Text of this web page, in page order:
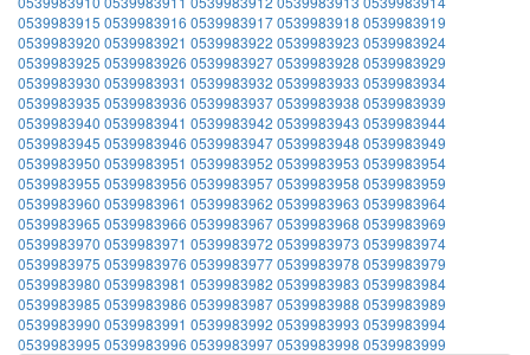
0539983915 0539983916 05399839170539983918 0539983919
0539983920 0539983921 0539983922 0539983923 0539983924
0539983925 0539983926 05399839270539983928 0539983929
0539983930 0539983931 0539983932 0539983933 0539983934
0539983935 0539983936 05399839370539983938 0539983939
0539983940 0539983941 0539983942 0539983943 0539983944
0539983945 0539983946 05399839470539983948 0539983949
0539983950 0539983951 0539983952 0539983953 0539983954
0539983955 0539983956 05399839570539983958 0539983959
0539983960 0539983961 0539983962 0539983963 0539983964
0539983965 0539983966 05399839670539983968 0539983969
0539983970 0539983971 0539983972 0539983973 0539983974
0539983975 0539983976 05399839770539983978 0539983979
0539983980 0539983981 0539983982 0539983983 0539983984
0539983985 0539983986 05399839870539983988 0539983989
0539983990 0539983991 0539983992 0539983993 0539983994
0539983995 0539983996 05399839970539983998 0539983999